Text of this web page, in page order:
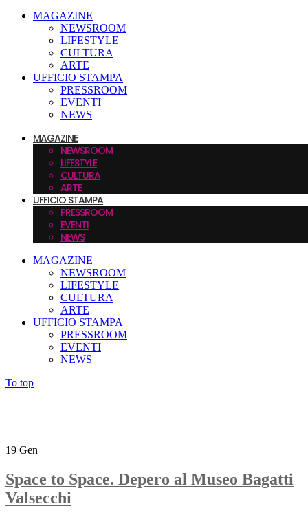
MAGAZINE
NEWSROOM
LIFESTYLE
CULTURA
ARTE
UFFICIO STAMPA
PRESSROOM
EVENTI
NEWS
MAGAZINE
NEWSROOM
LIFESTYLE
CULTURA
ARTE
UFFICIO STAMPA
PRESSROOM
EVENTI
NEWS
MAGAZINE
NEWSROOM
LIFESTYLE
CULTURA
ARTE
UFFICIO STAMPA
PRESSROOM
EVENTI
NEWS
To top
19 Gen
Space to Space. Depero al Museo Bagatti
Valsecchi